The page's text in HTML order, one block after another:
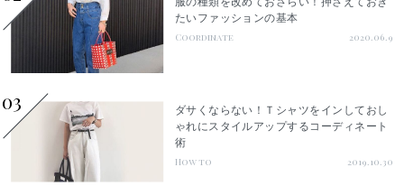
たいファッションの基本
Coordinate 2020.06.9
03
ダサくならない！Ｔシャツをインしておし
ゃれにスタイルアップするコーディネート
術
How to 2019.10.30